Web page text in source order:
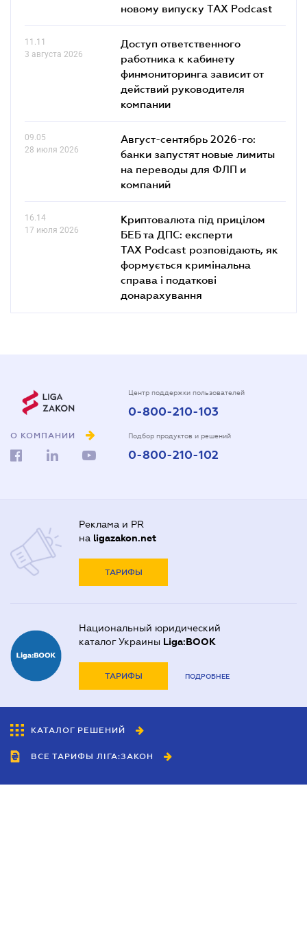
новому випуску TAX Podcast
11.11
3 августа 2026
Доступ ответственного
работника к кабинету
финмониторинга зависит от
действий руководителя
компании
09.05
28 июля 2026
Август-сентябрь 2026-го:
банки запустят новые лимиты
на переводы для ФЛП и
компаний
16.14
17 июля 2026
Криптовалюта під прицілом
БЕБ та ДПС: експерти
TAX Podcast розповідають, як
формується кримінальна
справа і податкові
донарахування
О КОМПАНИИ
Центр поддержки пользователей
0-800-210-103
Подбор продуктов и решений
0-800-210-102
Реклама и PR
на ligazakon.net
ТАРИФЫ
Национальный юридический
каталог Украины Liga:BOOK
ТАРИФЫ ПОДРОБНЕЕ
КАТАЛОГ РЕШЕНИЙ
ВСЕ ТАРИФЫ ЛІГА:ЗАКОН